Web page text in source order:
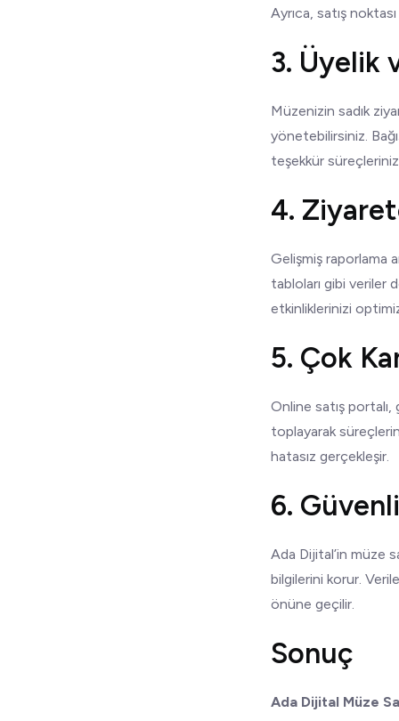
Ayrıca, satış
3. Üyelik
Müzenizin sadık
yönetebilirsiniz.
teşekkür
4.
Gelişmiş raporlama
tabloları gibi veriler
etkinliklerinizi
5. Çok
Online satış
toplayarak
hatasız gerçekleşir.
6.
Ada Dijital’in müze
bilgilerini korur.
önüne geçilir.
Sonuç
Ada Dijital Müze